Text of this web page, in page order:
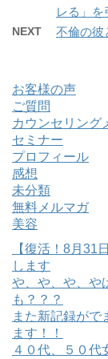
レる」を
NEXT 不倫の彼
お客様の声
ご質問
カウンセリング
セミナー
プロフィール
感想
未分類
無料メルマガ
美容
【復活！8月31
します
や、や、や、や
も？？？
また新記録がで
ます！！
４０代、５０代